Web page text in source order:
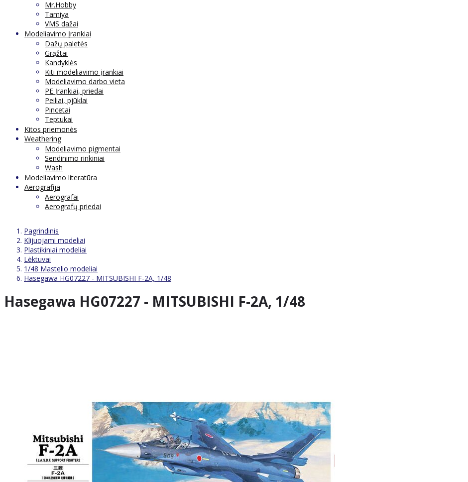
Mr.Hobby
Tamiya
VMS dažai
Modeliavimo Įrankiai
Dažų paletės
Grąžtai
Kandyklės
Kiti modeliavimo įrankiai
Modeliavimo darbo vieta
PE Įrankiai, priedai
Peiliai, pjūklai
Pincetai
Teptukai
Kitos priemonės
Weathering
Modeliavimo pigmentai
Sendinimo rinkiniai
Wash
Modeliavimo literatūra
Aerografija
Aerografai
Aerografų priedai
Pagrindinis
Klijuojami modeliai
Plastikiniai modeliai
Lėktuvai
1/48 Mastelio modeliai
Hasegawa HG07227 - MITSUBISHI F-2A, 1/48
Hasegawa HG07227 - MITSUBISHI F-2A, 1/48